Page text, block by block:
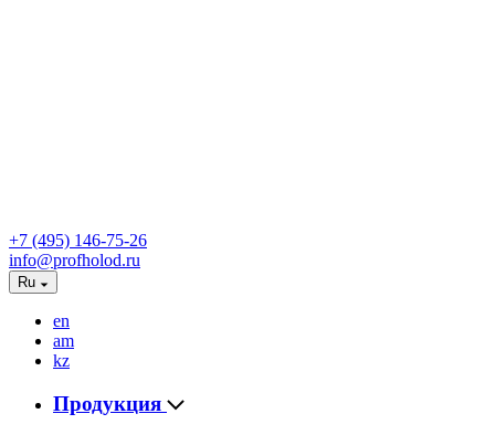
+7 (495) 146-75-26
info@profholod.ru
Ru
en
am
kz
Продукция